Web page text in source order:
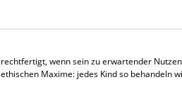
wenn sein zu erwartender
Maxime: jedes Kind so behandeln